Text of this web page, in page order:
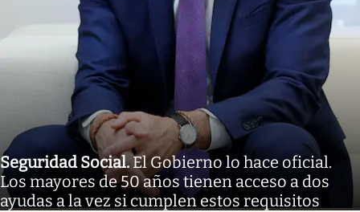
Seguridad Social.El Gobierno lo hace oficial.
Los mayores de 50 años tienen acceso a dos
ayudas a la vez si cumplen estos requisitos